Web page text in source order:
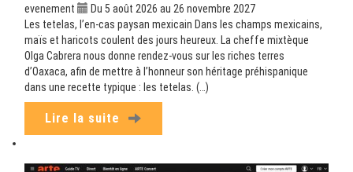
evenement
Du 5 août 2026 au 26 novembre 2027
Les tetelas, l’en-cas paysan mexicain Dans les champs mexicains,
maïs et haricots coulent des jours heureux. La cheffe mixtèque
Olga Cabrera nous donne rendez-vous sur les riches terres
d’Oaxaca, afin de mettre à l’honneur son héritage préhispanique
dans une recette typique : les tetelas. (…)
Lire la suite